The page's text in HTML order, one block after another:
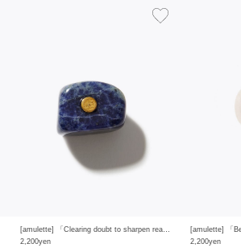
[amulette] 「Clearing doubt to sharpen reason and insight」sodalite
2,200yen
2,200yen